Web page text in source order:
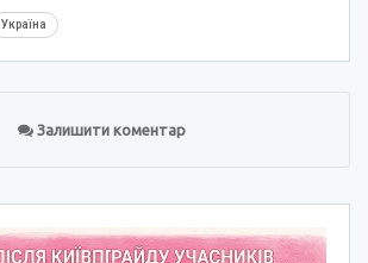
Україна
Залишити коментар